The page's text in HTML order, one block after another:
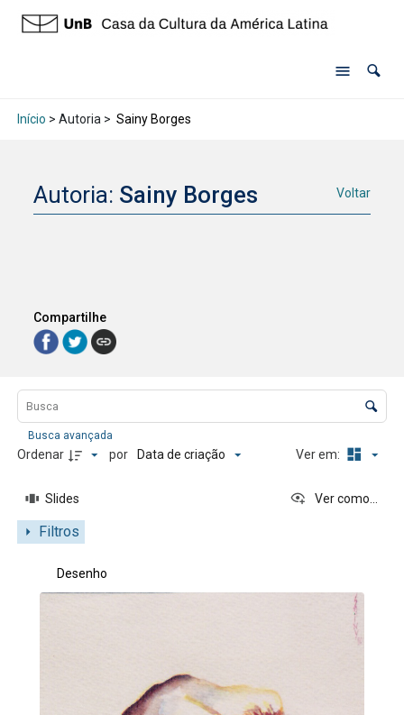
Início > Autoria > Sainy Borges
Autoria: Sainy Borges Voltar
Compartilhe
Lista de itens
Controle de ordenação e visualização
Filtros
Busca avançada
Ordenar por Data de criação Ver em:
Slides Ver como...
Resultados da lista de itens
Desenho